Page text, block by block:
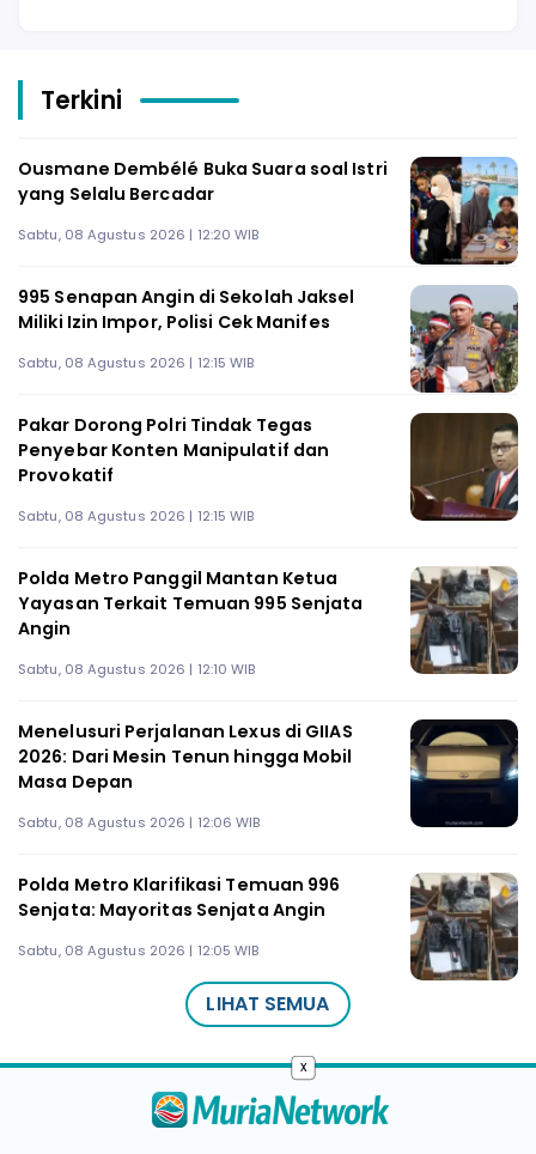
Terkini
Ousmane Dembélé Buka Suara soal Istri
yang Selalu Bercadar
Sabtu, 08 Agustus 2026 | 12:20 WIB
995 Senapan Angin di Sekolah Jaksel
Miliki Izin Impor, Polisi Cek Manifes
Sabtu, 08 Agustus 2026 | 12:15 WIB
Pakar Dorong Polri Tindak Tegas
Penyebar Konten Manipulatif dan
Provokatif
Sabtu, 08 Agustus 2026 | 12:15 WIB
Polda Metro Panggil Mantan Ketua
Yayasan Terkait Temuan 995 Senjata
Angin
Sabtu, 08 Agustus 2026 | 12:10 WIB
Menelusuri Perjalanan Lexus di GIIAS
2026: Dari Mesin Tenun hingga Mobil
Masa Depan
Sabtu, 08 Agustus 2026 | 12:06 WIB
Polda Metro Klarifikasi Temuan 996
Senjata: Mayoritas Senjata Angin
Sabtu, 08 Agustus 2026 | 12:05 WIB
LIHAT SEMUA
x